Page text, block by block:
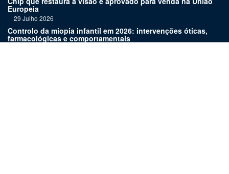
Europeia
29 Julho 2026
Controlo da miopia infantil em 2026: intervenções óticas,
farmacológicas e comportamentais